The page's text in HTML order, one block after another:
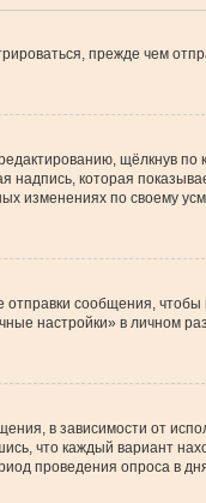
прежде чем
щёлкнув по
которая
изменениях по своему
отправки сообщения, чтобы
настройки» в личном
в зависимости от
что каждый вариант
проведения опроса в